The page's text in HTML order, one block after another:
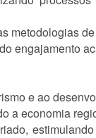
metodologias
engajamento
e ao
a economia